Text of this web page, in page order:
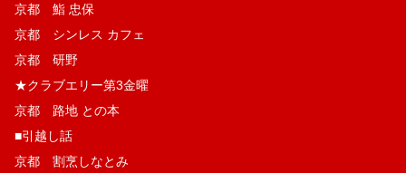
京都 鮨 忠保
京都 シンレス カフェ
京都 研野
★クラブエリー第3金曜
京都 路地 との本
■引越し話
京都 割烹しなとみ